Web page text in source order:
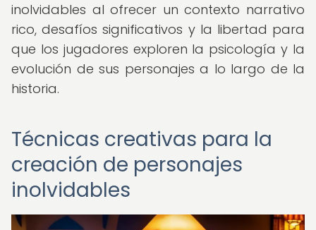
inolvidables al ofrecer un contexto narrativo
rico, desafíos significativos y la libertad para
que los jugadores exploren la psicología y la
evolución de sus personajes a lo largo de la
historia.
Técnicas creativas para la
creación de personajes
inolvidables